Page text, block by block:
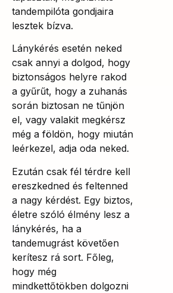
tandempilóta gondjaira
lesztek bízva.
Lánykérés esetén neked
csak annyi a dolgod, hogy
biztonságos helyre rakod
a gyűrűt, hogy a zuhanás
során biztosan ne tűnjön
el, vagy valakit megkérsz
még a földön, hogy miután
leérkezel, adja oda neked.
Ezután csak fél térdre kell
ereszkedned és feltenned
a nagy kérdést. Egy biztos,
életre szóló élmény lesz a
lánykérés, ha a
tandemugrást követően
kerítesz rá sort. Főleg,
hogy még
mindkettőtökben dolgozni